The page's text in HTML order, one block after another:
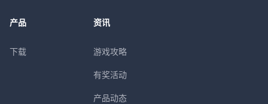
产品
下载
资讯
游戏攻略
有奖活动
产品动态